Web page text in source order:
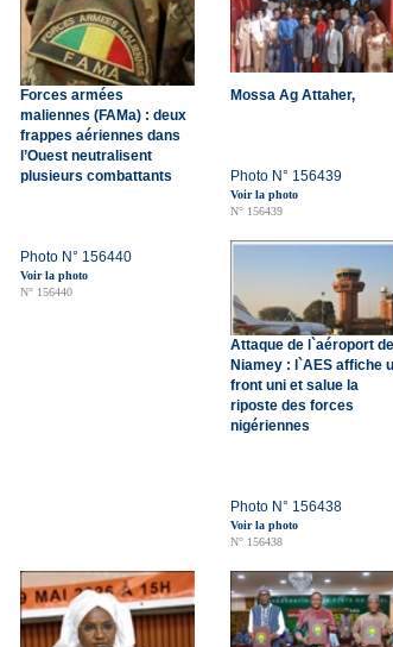
Forces armées
maliennes (FAMa) : deux
frappes aériennes dans
l’Ouest neutralisent
plusieurs combattants
Photo N° 156440
Voir la photo
N° 156440
Mossa Ag Attaher,
Photo N° 156439
Voir la photo
N° 156439
Attaque de l`aéroport de
Niamey : l`AES affiche
front uni et salue la
riposte des forces
nigériennes
Photo N° 156438
Voir la photo
N° 156438